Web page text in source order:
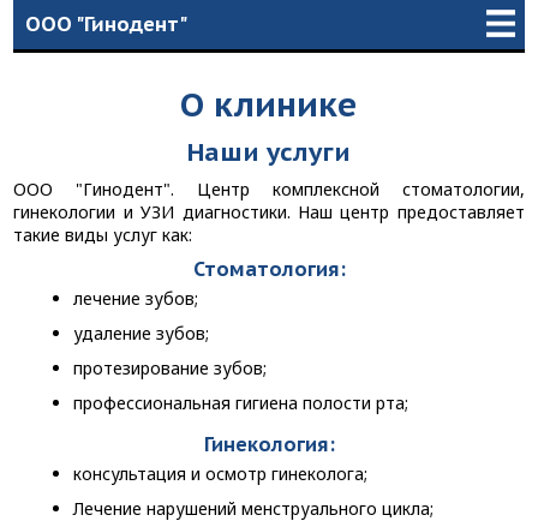
ООО "Гинодент"
О клинике
Наши услуги
ООО "Гинодент". Центр комплексной стоматологии,
гинекологии и УЗИ диагностики. Наш центр предоставляет
такие виды услуг как:
Стоматология:
лечение зубов;
удаление зубов;
протезирование зубов;
профессиональная гигиена полости рта;
Гинекология:
консультация и осмотр гинеколога;
Лечение нарушений менструального цикла;